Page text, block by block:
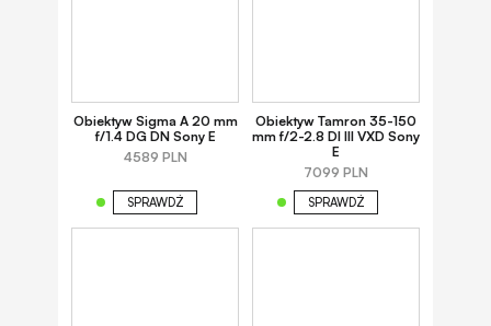
Obiektyw Sigma A 20 mm
f/1.4 DG DN Sony E
4589 PLN
SPRAWDŹ
Obiektyw Tamron 35-150
mm f/2-2.8 DI III VXD Sony
E
7099 PLN
SPRAWDŹ